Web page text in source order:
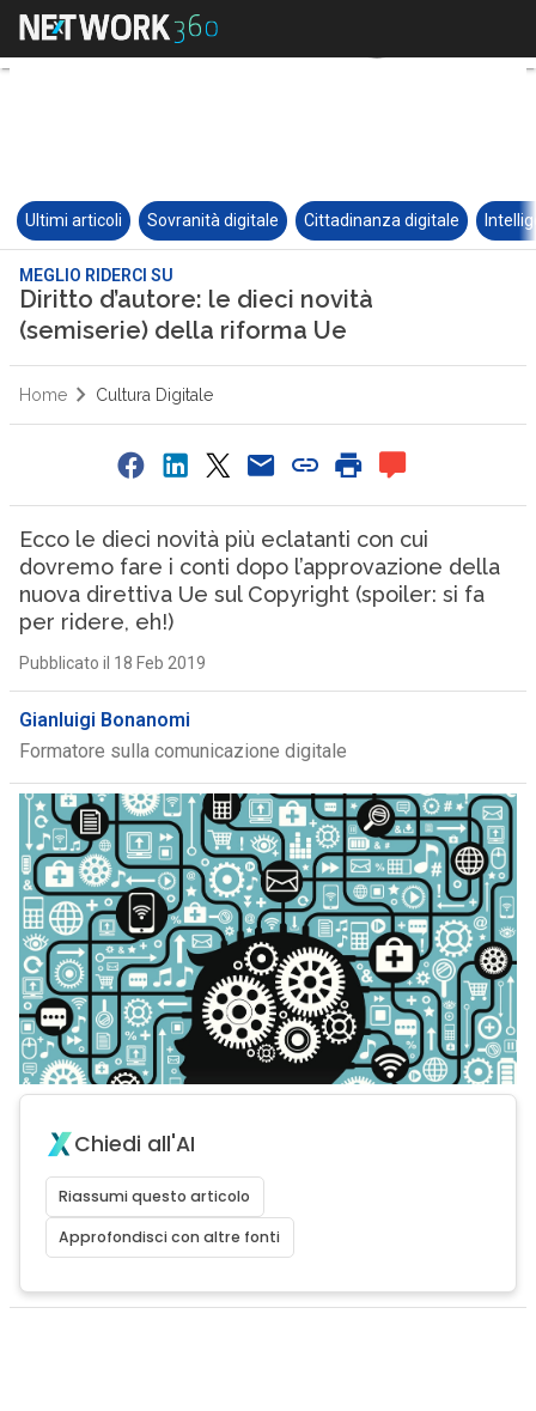
Ultimi articoli Sovranità digitale Cittadinanza digitale
MEGLIO RIDERCI SU
Diritto d’autore: le dieci novità
(semiserie) della riforma Ue
Home Cultura Digitale
Ecco le dieci novità più eclatanti con cui
dovremo fare i conti dopo l’approvazione della
nuova direttiva Ue sul Copyright (spoiler: si fa
per ridere, eh!)
Pubblicato il 18 Feb 2019
Gianluigi Bonanomi
Formatore sulla comunicazione digitale
Chiedi all'AI
Riassumi questo articolo
Approfondisci con altre fonti